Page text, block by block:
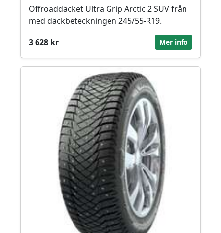
Offroaddäcket Ultra Grip Arctic 2 SUV från
med däckbeteckningen 245/55-R19.
3 628 kr
Mer info